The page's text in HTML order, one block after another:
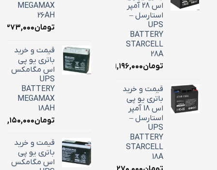
اس 28 آمپر
استارسل –
UPS
BATTERY
STARCELL
28A
تومان۹,۱۹۶,۰۰۰
قیمت و خرید
باتری یو پی
اس 18 آمپر
استارسل –
UPS
BATTERY
STARCELL
18A
MEGAMAX
26AH
تومان
قیمت و خرید
باتری یو پی
اس مگامکس
UPS
BATTERY
MEGAMAX
18AH
تومان۷,۱۵۰,۰۰۰
قیمت و خرید
باتری یو پی
اس مگامکس